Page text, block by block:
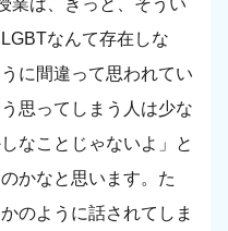
業は、きっと、そうい
なんて存在しな
に間違って思われてい
思ってしまう人は少な
なことじゃないよ」と
かなと思います。た
のように話されてしま